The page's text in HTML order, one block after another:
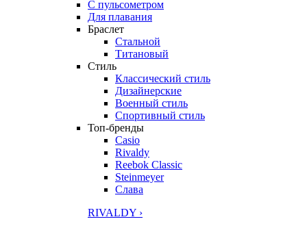
С пульсометром
Для плавания
Браслет
Стальной
Титановый
Стиль
Классический стиль
Дизайнерские
Военный стиль
Спортивный стиль
Топ-бренды
Casio
Rivaldy
Reebok Classic
Steinmeyer
Слава
RIVALDY ›